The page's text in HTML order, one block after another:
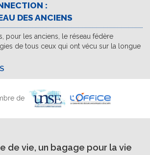
:
DES ANCIENS
pour les anciens, le réseau fédère
de tous ceux qui ont vécu sur la longue
de
de vie, un bagage pour la vie